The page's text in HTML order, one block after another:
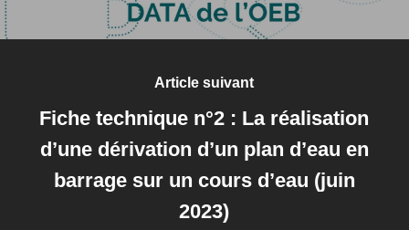
Article suivant
Fiche technique n°2 : La réalisation
d’une dérivation d’un plan d’eau en
barrage sur un cours d’eau (juin
2023)